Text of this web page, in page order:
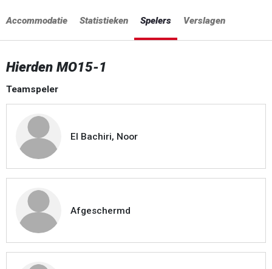
Accommodatie Statistieken Spelers Verslagen
Hierden MO15-1
Teamspeler
El Bachiri, Noor
Afgeschermd